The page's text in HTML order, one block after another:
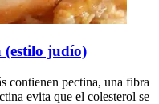
(estilo judío)
contienen pectina, una fibra
evita que el colesterol se